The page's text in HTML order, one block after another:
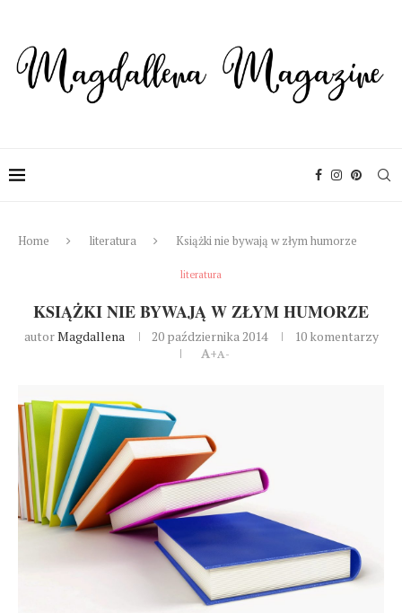
Home literatura Książki nie bywają w złym humorze
literatura
KSIĄŻKI NIE BYWAJĄ W ZŁYM HUMORZE
autorMagdallena 20 października 2014
10 komentarzy
A+A-